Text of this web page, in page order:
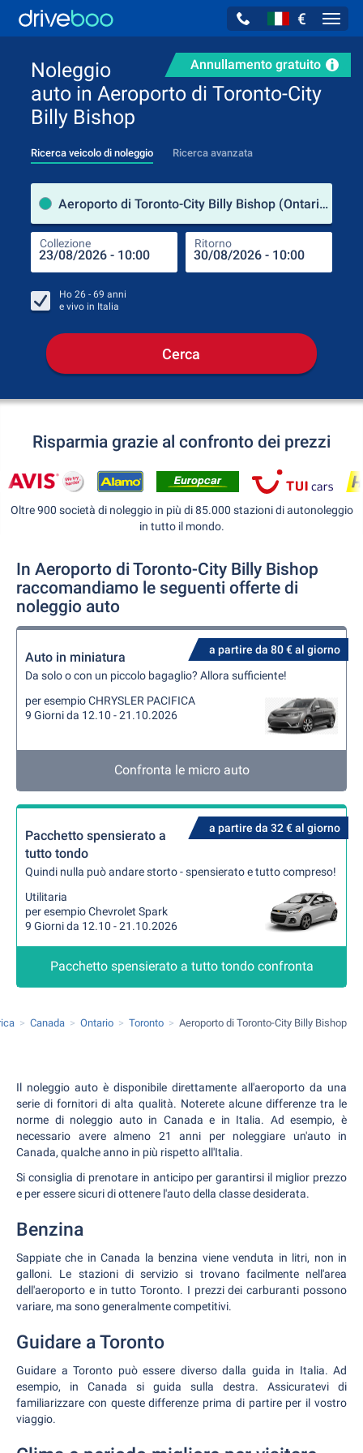
€
Annullamento gratuito
Noleggio
auto in Aeroporto di Toronto-City
Billy Bishop
Ricerca veicolo di noleggio Ricerca avanzata
Aeroporto di Toronto-City Billy Bishop (Ontario / Canada)
Collezione Ritorno
Ho 26 - 69 anni
e vivo in Italia
Cerca
Risparmia grazie al confronto dei prezzi
Oltre 900 società di noleggio in più di 85.000 stazioni di autonoleggio
in tutto il mondo.
In Aeroporto di Toronto-City Billy Bishop
raccomandiamo le seguenti offerte di
noleggio auto
a partire da 80 € al giorno
Auto in miniatura
Da solo o con un piccolo bagaglio? Allora sufficiente!
per esempio CHRYSLER PACIFICA
9 Giorni da 12.10 - 21.10.2026
Confronta le micro auto
a partire da 32 € al giorno
Pacchetto spensierato a
tutto tondo
Quindi nulla può andare storto - spensierato e tutto compreso!
Utilitaria
per esempio Chevrolet Spark
9 Giorni da 12.10 - 21.10.2026
Pacchetto spensierato a tutto tondo confronta
Canada Ontario Toronto Aeroporto di Toronto-City Billy Bishop
Il noleggio auto è disponibile direttamente all'aeroporto da una
serie di fornitori di alta qualità. Noterete alcune differenze tra le
norme di noleggio auto in Canada e in Italia. Ad esempio, è
necessario avere almeno 21 anni per noleggiare un'auto in
Canada, qualche anno in più rispetto all'Italia.
Si consiglia di prenotare in anticipo per garantirsi il miglior prezzo
e per essere sicuri di ottenere l'auto della classe desiderata.
Benzina
Sappiate che in Canada la benzina viene venduta in litri, non in
galloni. Le stazioni di servizio si trovano facilmente nell'area
dell'aeroporto e in tutto Toronto. I prezzi dei carburanti possono
variare, ma sono generalmente competitivi.
Guidare a Toronto
Guidare a Toronto può essere diverso dalla guida in Italia. Ad
esempio, in Canada si guida sulla destra. Assicuratevi di
familiarizzare con queste differenze prima di partire per il vostro
viaggio.